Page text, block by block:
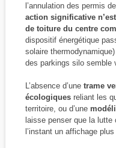
l’annulation des permis
action significative
de toiture du centre
dispositif énergétique
solaire
des parkings silo semble
L’absence d’une trame
écologiquesreliant les
territoire, ou d’une
laisse penser que la
l’instant un affichage